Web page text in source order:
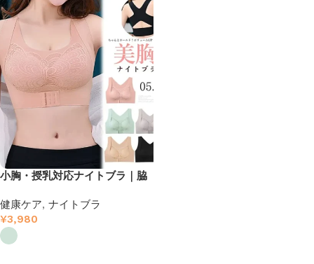
小胸・授乳対応ナイトブラ｜脇
– ヴォーナ
健康ケア, ナイトブラ
¥3,980